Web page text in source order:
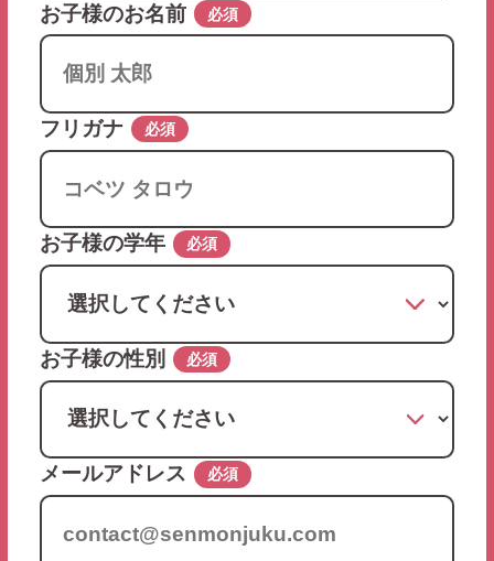
お子様のお名前 必須
フリガナ 必須
お子様の学年 必須
お子様の性別 必須
メールアドレス 必須